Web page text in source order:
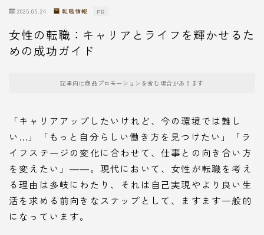
2025.05.24 転職情報 PR
女性の転職：キャリアとライフを輝かせるた
めの成功ガイド
記事内に商品プロモーションを含む場合があります
「キャリアアップしたいけれど、今の環境では難し
い…」「もっと自分らしい働き方を見つけたい」「ラ
イフステージの変化に合わせて、仕事との向き合い方
を変えたい」――。現代において、女性が転職を考え
る理由は多岐にわたり、それは自己実現やより良い生
活を求める前向きなステップとして、ますます一般的
になっています。